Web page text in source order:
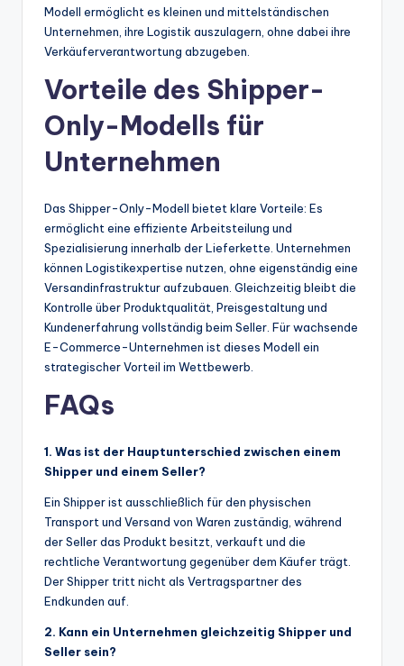
Modell ermöglicht es kleinen und mittelständischen
Unternehmen, ihre Logistik auszulagern, ohne dabei ihre
Verkäuferverantwortung abzugeben.
Vorteile des Shipper-
Only-Modells für
Unternehmen
Das Shipper-Only-Modell bietet klare Vorteile: Es
ermöglicht eine effiziente Arbeitsteilung und
Spezialisierung innerhalb der Lieferkette. Unternehmen
können Logistikexpertise nutzen, ohne eigenständig eine
Versandinfrastruktur aufzubauen. Gleichzeitig bleibt die
Kontrolle über Produktqualität, Preisgestaltung und
Kundenerfahrung vollständig beim Seller. Für wachsende
E-Commerce-Unternehmen ist dieses Modell ein
strategischer Vorteil im Wettbewerb.
FAQs
1. Was ist der Hauptunterschied zwischen einem
Shipper und einem Seller?
Ein Shipper ist ausschließlich für den physischen
Transport und Versand von Waren zuständig, während
der Seller das Produkt besitzt, verkauft und die
rechtliche Verantwortung gegenüber dem Käufer trägt.
Der Shipper tritt nicht als Vertragspartner des
Endkunden auf.
2. Kann ein Unternehmen gleichzeitig Shipper und
Seller sein?